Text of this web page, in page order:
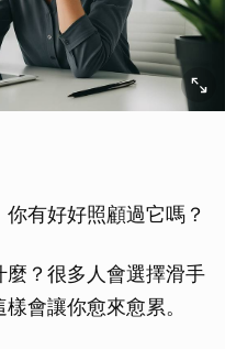
有好好照顧過它嗎？
？很多人會選擇滑手
會讓你愈來愈累。